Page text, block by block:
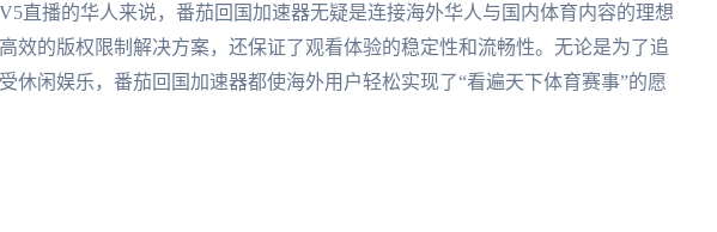
直播的华人来说，番茄回国加速器无疑是连接海外华人与国内体育内容的理想
效的版权限制解决方案，还保证了观看体验的稳定性和流畅性。无论是为了追
休闲娱乐，番茄回国加速器都使海外用户轻松实现了“看遍天下体育赛事”的愿